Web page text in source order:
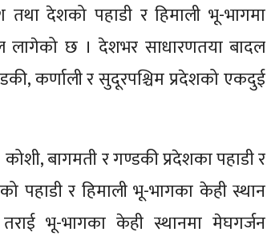
देशको पहाडी र हिमाली भू-भागमा
लागेको छ । देशभर साधारणतया बादल
कर्णाली र सुदूरपश्चिम प्रदेशको एकदुई
बागमती र गण्डकी प्रदेशका पहाडी र
पहाडी र हिमाली भू-भागका केही स्थान
भू-भागका केही स्थानमा मेघगर्जन